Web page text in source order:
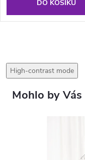
DO KOŠÍKU
High-contrast mode